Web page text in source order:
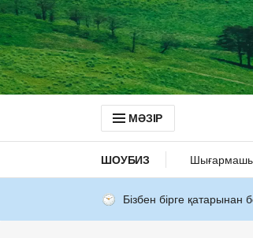
МӘЗІР
ШОУБИЗ
Бізбен бірге қатарынан